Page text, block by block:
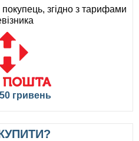
згідно з тарифами
гривень